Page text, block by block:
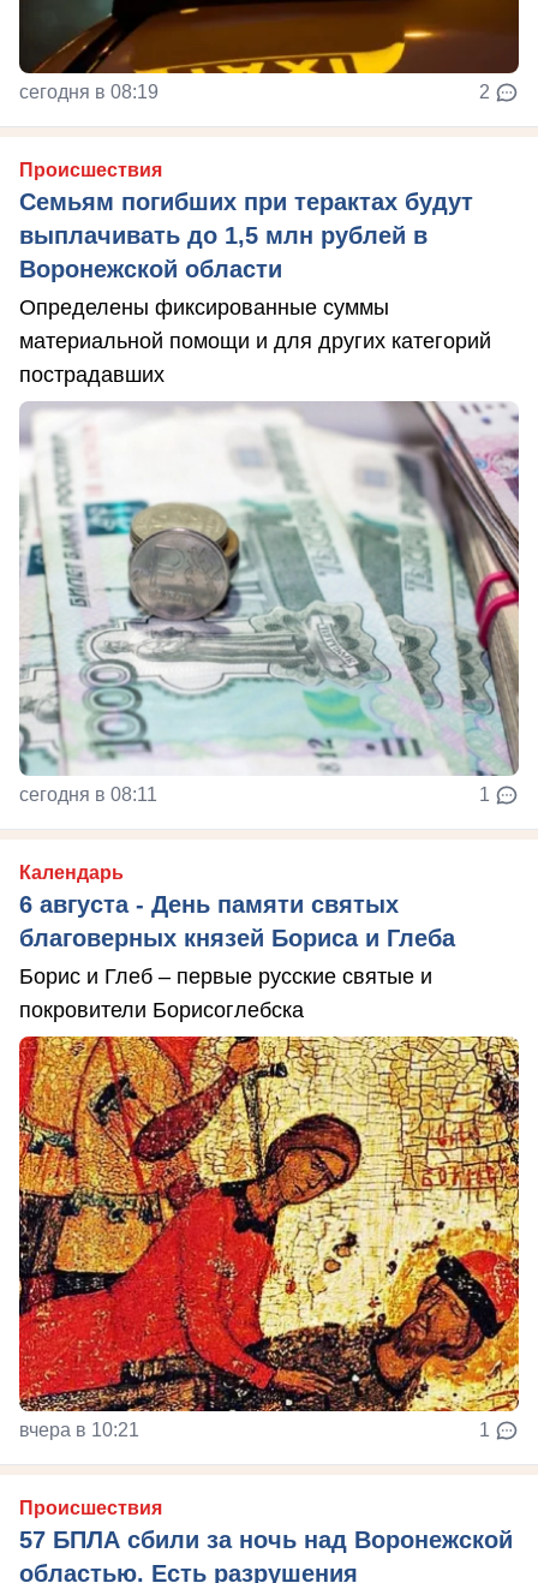
сегодня в 08:19 2
Происшествия
Семьям погибших при терактах будут
выплачивать до 1,5 млн рублей в
Воронежской области
Определены фиксированные суммы
материальной помощи и для других категорий
пострадавших
сегодня в 08:11 1
Календарь
6 августа - День памяти святых
благоверных князей Бориса и Глеба
Борис и Глеб – первые русские святые и
покровители Борисоглебска
вчера в 10:21 1
Происшествия
57 БПЛА сбили за ночь над Воронежской
областью. Есть разрушения